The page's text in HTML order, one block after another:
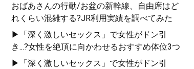
おばあさんの行動/お盆の新幹線、自由席はど
れくらい混雑する?JR利用実績を調べてみた
▶「深く激しいセックス」で女性がドン引
き...?女性を絶頂に向かわせるおすすめ体位3つ
▶「深く激しいセックス」で女性がドン引